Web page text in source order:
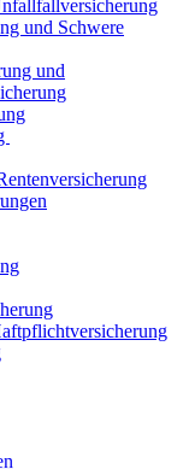
und Schwere
und